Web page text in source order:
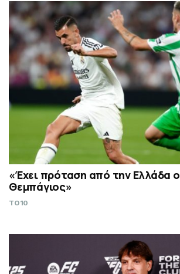
«Έχει πρόταση από την Ελλάδα ο
Θεμπάγιος»
TO10